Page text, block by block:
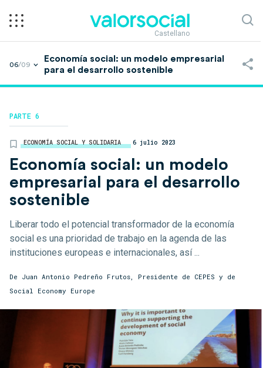
Castellano
06/09
Economía social: un modelo empresarial
para el desarrollo sostenible
PARTE 6
ECONOMÍA SOCIAL Y SOLIDARIA 6 julio 2023
Economía social: un modelo
empresarial para el desarrollo
sostenible
Liberar todo el potencial transformador de la economía
social es una prioridad de trabajo en la agenda de las
instituciones europeas e internacionales, así ...
De Juan Antonio Pedreño Frutos, Presidente de CEPES y de
Social Economy Europe